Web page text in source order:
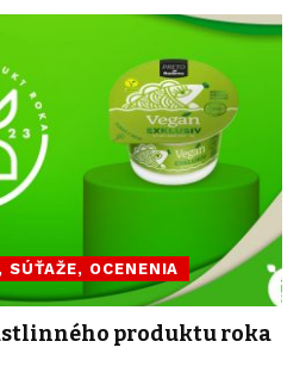
SÚŤAŽE, OCENENIA
produktu roka